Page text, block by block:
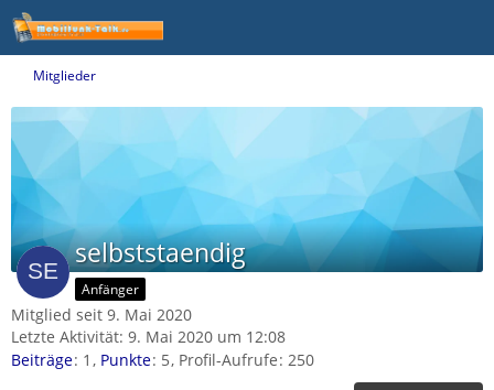
Mitglieder
selbststaendig
Anfänger
Mitglied seit 9. Mai 2020
Letzte Aktivität: 9. Mai 2020 um 12:08
Beiträge 1 Punkte 5 Profil-Aufrufe 250